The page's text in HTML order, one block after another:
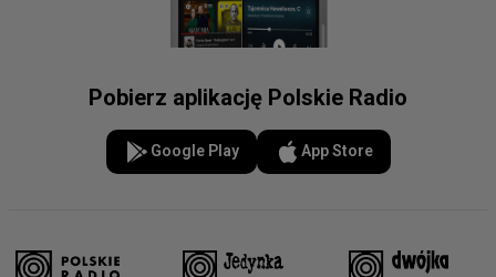
Pobierz aplikację Polskie Radio
Google Play App Store